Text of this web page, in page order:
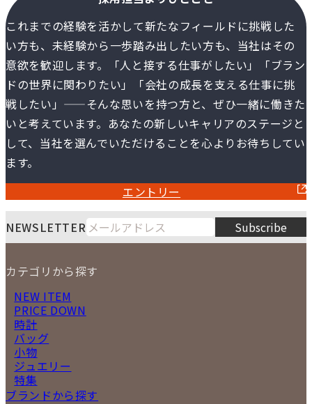
これまでの経験を活かして新たなフィールドに挑戦した
い方も、未経験から一歩踏み出したい方も、当社はその
意欲を歓迎します。
「人と接する仕事がしたい」「ブラン
ドの世界に関わりたい」「会社の成長を支える仕事に挑
戦したい」 ——そんな思いを持つ方と、ぜひ一緒に働きた
いと考えています。 あなたの新しいキャリアのステージと
して、当社を選んでいただけることを心よりお待ちしてい
ます。
エントリー
NEWSLETTER Subscribe
カテゴリから探す
NEW ITEM
PRICE DOWN
時計
バッグ
小物
ジュエリー
特集
ブランドから探す